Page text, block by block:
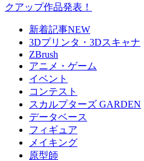
クアップ作品発表！
新着記事NEW
3Dプリンタ・3Dスキャナ
ZBrush
アニメ・ゲーム
イベント
コンテスト
スカルプターズ GARDEN
データベース
フィギュア
メイキング
原型師